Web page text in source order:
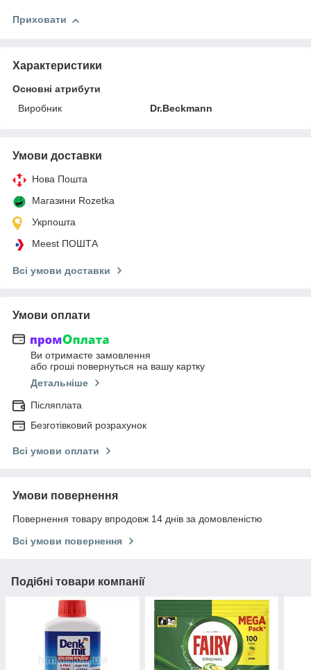
Приховати
Характеристики
Основні атрибути
Виробник
Dr.Beckmann
Умови доставки
Нова Пошта
Магазини Rozetka
Укрпошта
Meest ПОШТА
Всі умови доставки
Умови оплати
Ви отримаєте замовлення
або гроші повернуться на вашу картку
Детальніше
Післяплата
Безготівковий розрахунок
Всі умови оплати
Умови повернення
Повернення товару впродовж 14 днів за домовленістю
Всі умови повернення
Подібні товари компанії